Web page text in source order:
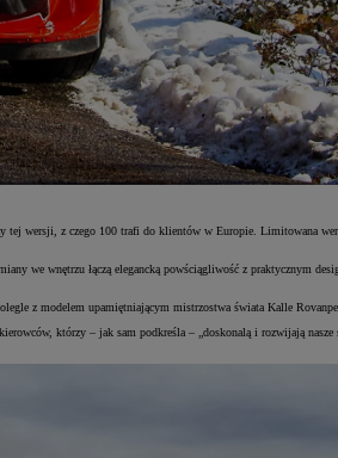
wersji, z czego 100 trafi do klientów w Europie. Limitowana
we wnętrzu łączą elegancką powściągliwość z praktycznym
z modelem upamiętniającym mistrzostwa świata Kalle
którzy – jak sam podkreśla – „doskonalą i rozwijają nasze